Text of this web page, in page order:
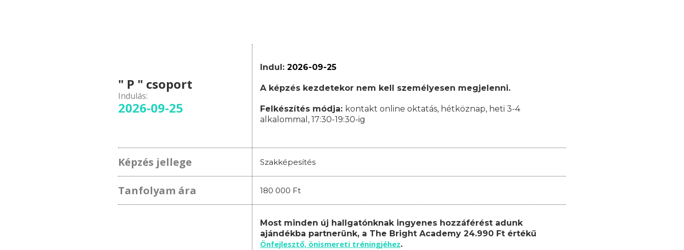
" P " csoport
Indulás:
2026-09-25
Indul: 2026-09-25
A képzés kezdetekor nem kell személyesen megjelenni.
Felkészítés módja: kontakt online oktatás, hétköznap, heti 3-4
alkalommal, 17:30-19:30-ig
Képzés jellege Szakképesítés
Tanfolyam ára 180 000 Ft
Most minden új hallgatónknak ingyenes hozzáférést adunk
ajándékba partnerünk, a The Bright Academy 24.990 Ft értékű
Önfejlesztő, önismereti tréningjéhez.